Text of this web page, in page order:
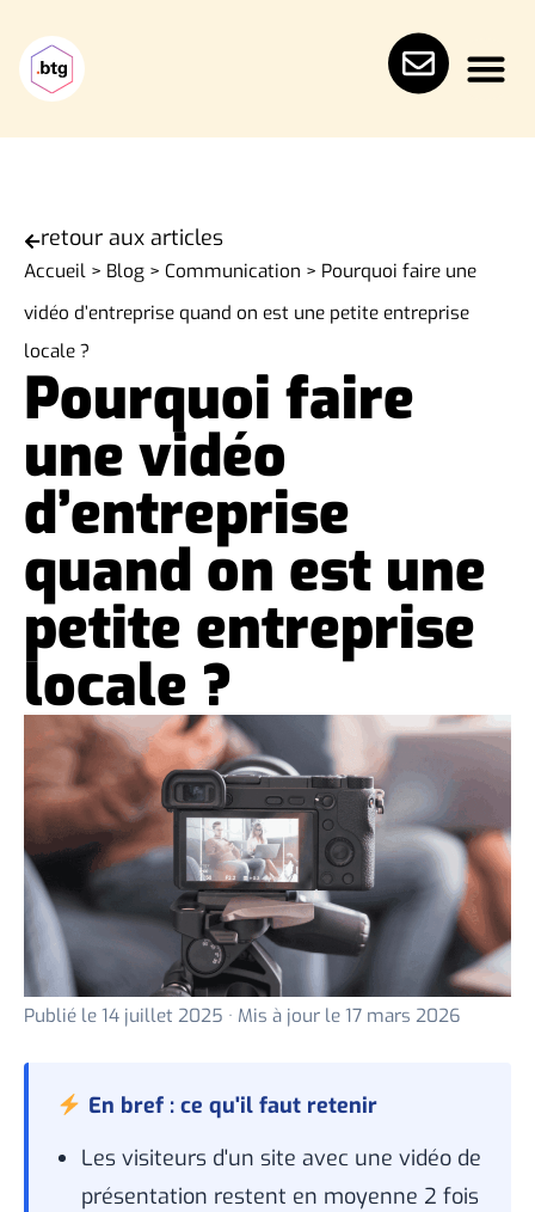
retour aux articles
Accueil > Blog > Communication > Pourquoi faire une
vidéo d’entreprise quand on est une petite entreprise
locale ?
Pourquoi faire
une vidéo
d’entreprise
quand on est une
petite entreprise
locale ?
Publié le 14 juillet 2025 · Mis à jour le 17 mars 2026
En bref : ce qu'il faut retenir
Les visiteurs d'un site avec une vidéo de
présentation restent en moyenne 2 fois